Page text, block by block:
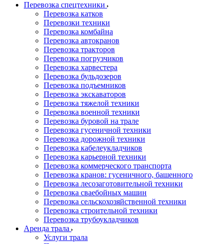
Перевозка спецтехники
Перевозка катков
Перевозки техники
Перевозка комбайна
Перевозка автокранов
Перевозка тракторов
Перевозка погрузчиков
Перевозка харвестера
Перевозка бульдозеров
Перевозка подъемников
Перевозка экскаваторов
Перевозка тяжелой техники
Перевозка военной техники
Перевозка буровой на трале
Перевозка гусеничной техники
Перевозка дорожной техники
Перевозка кабелеукладчиков
Перевозка карьерной техники
Перевозка коммерческого транспорта
Перевозка кранов: гусеничного, башенного
Перевозка лесозаготовительной техники
Перевозка сваебойных машин
Перевозка сельскохозяйственной техники
Перевозка строительной техники
Перевозка трубоукладчиков
Аренда трала
Услуги трала